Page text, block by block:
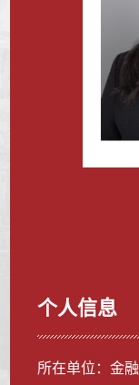
个人信息
所在单位：金